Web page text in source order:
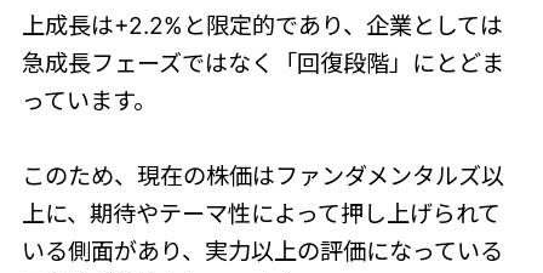
上成長は+2.2%と限定的であり、企業としては
急成長フェーズではなく「回復段階」にとどま
っています。
このため、現在の株価はファンダメンタルズ以
上に、期待やテーマ性によって押し上げられて
いる側面があり、実力以上の評価になっている